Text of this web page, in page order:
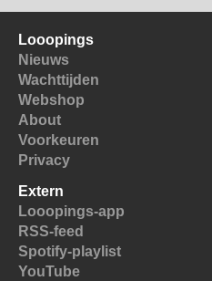
Looopings
Nieuws
Wachttijden
Webshop
About
Voorkeuren
Privacy
Extern
Looopings-app
RSS-feed
Spotify-playlist
YouTube